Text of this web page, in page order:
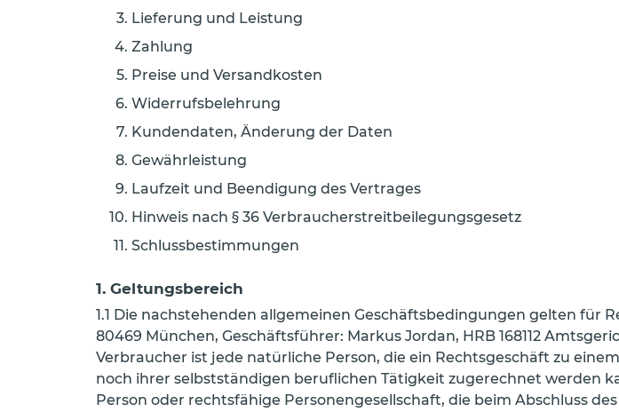
Lieferung und Leistung
Zahlung
Preise und Versandkosten
Widerrufsbelehrung
Kundendaten, Änderung der Daten
Gewährleistung
Laufzeit und Beendigung des Vertrages
Hinweis nach § 36 Verbraucherstreitbeilegungsgesetz
Schlussbestimmungen
1. Geltungsbereich
1.1 Die nachstehenden allgemeinen Geschäftsbedingungen gelten für
80469 München, Geschäftsführer: Markus Jordan, HRB 168112
Verbraucher ist jede natürliche Person, die ein Rechtsgeschäft zu
noch ihrer selbstständigen beruflichen Tätigkeit zugerechnet werden
Person oder rechtsfähige Personengesellschaft, die beim Abschluss